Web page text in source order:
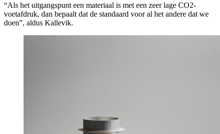
“Als het uitgangspunt een materiaal is met een zeer lage CO2-
voetafdruk, dan bepaalt dat de standaard voor al het andere dat we
doen”, aldus Kallevik.